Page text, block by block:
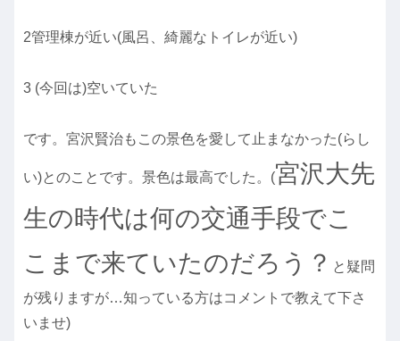
2管理棟が近い(風呂、綺麗なトイレが近い)
3 (今回は)空いていた
です。宮沢賢治もこの景色を愛して止まなかった(らし
い)とのことです。景色は最高でした。(宮沢大先
生の時代は何の交通手段でこ
こまで来ていたのだろう？ と疑問
が残りますが…知っている方はコメントで教えて下さ
いませ)